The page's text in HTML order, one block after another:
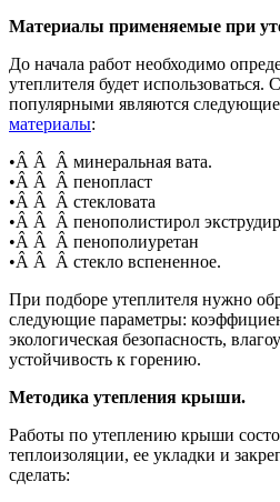
Материалы применяемые при
До начала работ необходимо
утеплителя будет использоваться.
популярными являются следующие
материалы:
•Â Â Â минеральная вата.
•Â Â Â пенопласт
•Â Â Â стекловата
•Â Â Â пенополистирол
•Â Â Â пенополиуретан
•Â Â Â стекло вспененное.
При подборе утеплителя нужно
следующие параметры:
экологическая безопасность,
устойчивость к горению.
Методика утепления крыши.
Работы по утеплению крыши
теплоизоляции, ее укладки и
сделать: